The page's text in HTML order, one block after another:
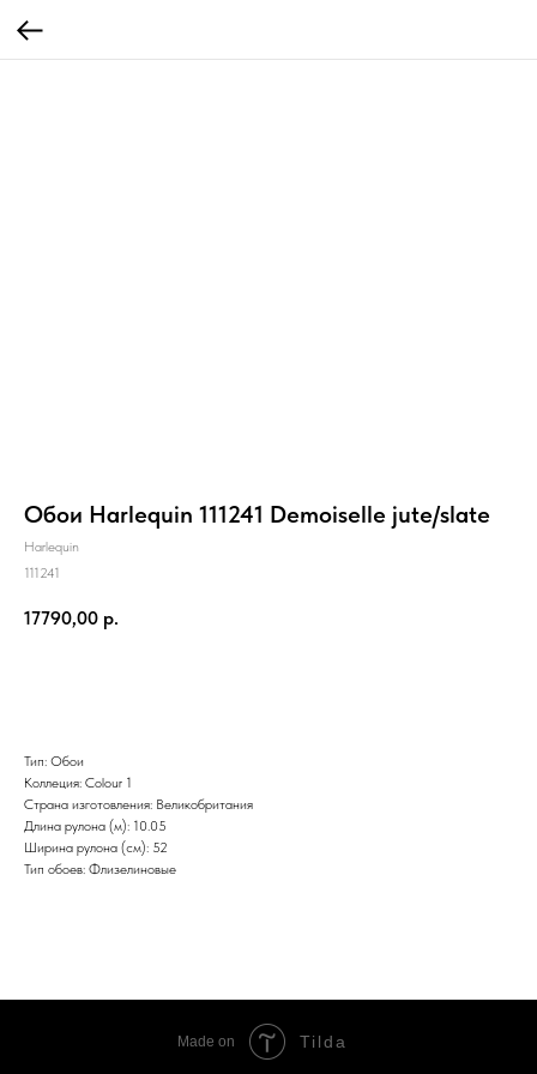
Обои Harlequin 111241 Demoiselle jute/slate
Harlequin
111241
17790,00 р.
Тип: Обои
Коллеция: Colour 1
Страна изготовления: Великобритания
Длина рулона (м): 10.05
Ширина рулона (см): 52
Тип обоев: Флизелиновые
Made on Tilda